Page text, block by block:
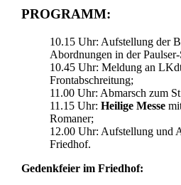
PROGRAMM:
10.15 Uhr: Aufstellung der
Abordnungen in der Paulser-
10.45 Uhr: Meldung an
Frontabschreitung;
11.00 Uhr: Abmarsch zum
11.15 Uhr: Heilige Messe
Romaner;
12.00 Uhr: Aufstellung und
Friedhof.
Gedenkfeier im Friedhof: